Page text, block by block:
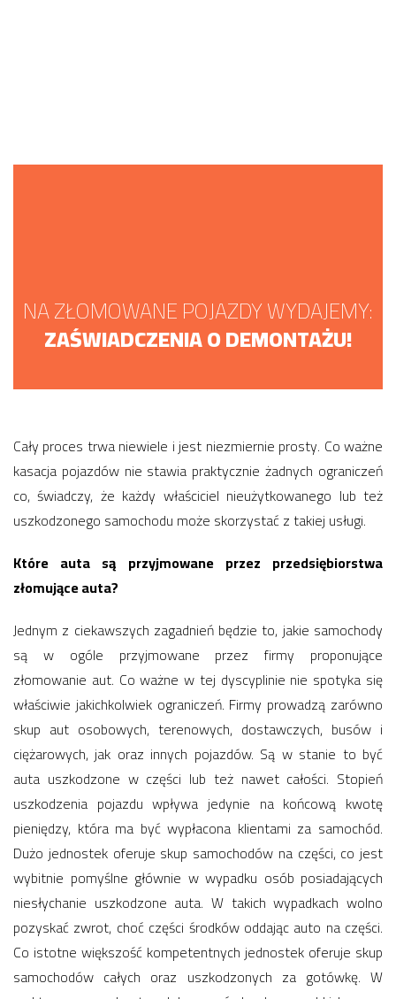
NA ZŁOMOWANE POJAZDY WYDAJEMY:
ZAŚWIADCZENIA O DEMONTAŻU!
Cały proces trwa niewiele i jest niezmiernie prosty. Co ważne
kasacja pojazdów nie stawia praktycznie żadnych ograniczeń
co, świadczy, że każdy właściciel nieużytkowanego lub też
uszkodzonego samochodu może skorzystać z takiej usługi.
Które auta są przyjmowane przez przedsiębiorstwa
złomujące auta?
Jednym z ciekawszych zagadnień będzie to, jakie samochody
są w ogóle przyjmowane przez firmy proponujące
złomowanie aut. Co ważne w tej dyscyplinie nie spotyka się
właściwie jakichkolwiek ograniczeń. Firmy prowadzą zarówno
skup aut osobowych, terenowych, dostawczych, busów i
ciężarowych, jak oraz innych pojazdów. Są w stanie to być
auta uszkodzone w części lub też nawet całości. Stopień
uszkodzenia pojazdu wpływa jedynie na końcową kwotę
pieniędzy, która ma być wypłacona klientami za samochód.
Dużo jednostek oferuje skup samochodów na części, co jest
wybitnie pomyślne głównie w wypadku osób posiadających
niesłychanie uszkodzone auta. W takich wypadkach wolno
pozyskać zwrot, choć części środków oddając auto na części.
Co istotne większość kompetentnych jednostek oferuje skup
samochodów całych oraz uszkodzonych za gotówkę. W